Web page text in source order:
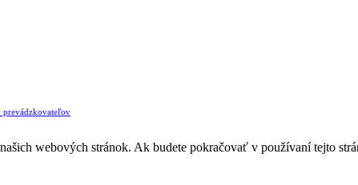
prevádzkovateľov
webových stránok. Ak budete pokračovať v používaní tejto